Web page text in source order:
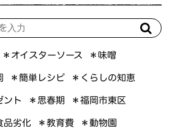
＊オイスターソース ＊味噌
＊簡単レシピ ＊くらしの知恵
ント ＊思春期 ＊福岡市東区
品劣化 ＊教育費 ＊動物園